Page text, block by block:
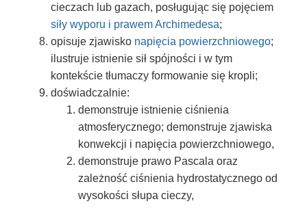
cieczach lub gazach, posługując się pojęciem
siły wyporu i prawem Archimedesa;
opisuje zjawisko napięcia powierzchniowego;
ilustruje istnienie sił spójności i w tym
kontekście tłumaczy formowanie się kropli;
doświadczalnie:
demonstruje istnienie ciśnienia
atmosferycznego; demonstruje zjawiska
konwekcji i napięcia powierzchniowego,
demonstruje prawo Pascala oraz
zależność ciśnienia hydrostatycznego od
wysokości słupa cieczy,